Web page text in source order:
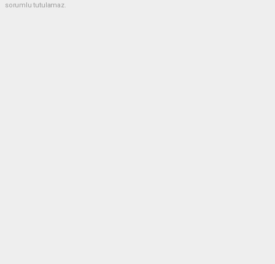
sorumlu tutulamaz.